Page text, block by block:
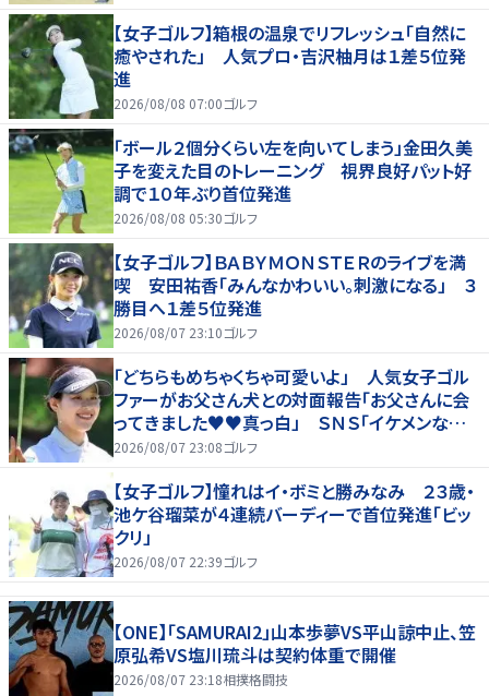
【女子ゴルフ】箱根の温泉でリフレッシュ「自然に
癒やされた」 人気プロ・吉沢柚月は１差５位発
進
2026/08/08 07:00ゴルフ
「ボール２個分くらい左を向いてしまう」金田久美
子を変えた目のトレーニング 視界良好パット好
調で１０年ぶり首位発進
2026/08/08 05:30ゴルフ
【女子ゴルフ】ＢＡＢＹＭＯＮＳＴＥＲのライブを満
喫 安田祐香「みんなかわいい。刺激になる」 ３
勝目へ１差５位発進
2026/08/07 23:10ゴルフ
「どちらもめちゃくちゃ可愛いよ」 人気女子ゴル
ファーがお父さん犬との対面報告「お父さんに会
ってきました♥♥真っ白」 ＳＮＳ「イケメンなお
父さん」「白戸家入りするんですか？」
2026/08/07 23:08ゴルフ
【女子ゴルフ】憧れはイ・ボミと勝みなみ ２３歳・
池ケ谷瑠菜が４連続バーディーで首位発進「ビッ
クリ」
2026/08/07 22:39ゴルフ
【ONE】「SAMURAI2」山本歩夢VS平山諒中止、笠
原弘希VS塩川琉斗は契約体重で開催
2026/08/07 23:18相撲格闘技